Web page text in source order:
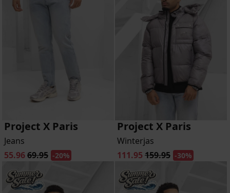
Project X Paris
Jeans
55.9669.95 -20%
Project X Paris
Winterjas
111.95 159.95 -30%